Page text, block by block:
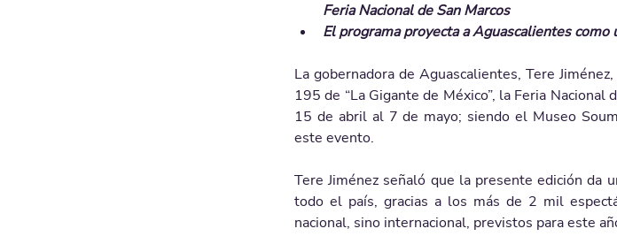
Feria Nacional de San Marcos
El programa proyecta a Aguascalientes
La gobernadora de Aguascalientes, Tere
195 de “La Gigante de México”, la Feria
15 de abril al 7 de mayo; siendo el Museo
este evento.
Tere Jiménez señaló que la presente edición da
todo el país, gracias a los más de 2 mil
nacional, sino internacional, previstos para este